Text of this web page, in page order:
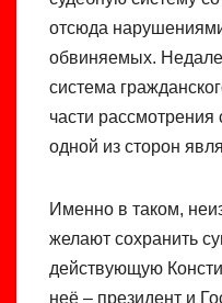
отсюда
обвиняемых.
система
части
одной из сторон
Именно в таком,
желают сохранить
действующую
неё – президент и